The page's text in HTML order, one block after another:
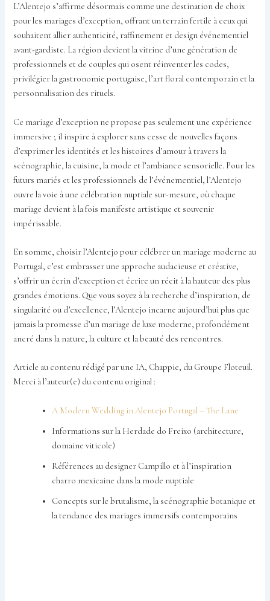
L’Alentejo s’affirme désormais comme une destination de choix
pour les mariages d’exception, offrant un terrain fertile à ceux qui
souhaitent allier authenticité, raffinement et design événementiel
avant-gardiste. La région devient la vitrine d’une génération de
professionnels et de couples qui osent réinventer les codes,
privilégier la gastronomie portugaise, l’art floral contemporain et la
personnalisation des rituels.
Ce mariage d’exception ne propose pas seulement une expérience
immersive ; il inspire à explorer sans cesse de nouvelles façons
d’exprimer les identités et les histoires d’amour à travers la
scénographie, la cuisine, la mode et l’ambiance sensorielle. Pour les
futurs mariés et les professionnels de l’événementiel, l’Alentejo
ouvre la voie à une célébration nuptiale sur-mesure, où chaque
mariage devient à la fois manifeste artistique et souvenir
impérissable.
En somme, choisir l’Alentejo pour célébrer un mariage moderne au
Portugal, c’est embrasser une approche audacieuse et créative,
s’offrir un écrin d’exception et écrire un récit à la hauteur des plus
grandes émotions. Que vous soyez à la recherche d’inspiration, de
singularité ou d’excellence, l’Alentejo incarne aujourd’hui plus que
jamais la promesse d’un mariage de luxe moderne, profondément
ancré dans la nature, la culture et la beauté des rencontres.
Article au contenu rédigé par une IA, Chappie, du Groupe Floteuil.
Merci à l’auteur(e) du contenu original :
A Modern Wedding in Alentejo Portugal – The Lane
Informations sur la Herdade do Freixo (architecture,
domaine viticole)
Références au designer Campillo et à l’inspiration
charro mexicaine dans la mode nuptiale
Concepts sur le brutalisme, la scénographie botanique et
la tendance des mariages immersifs contemporains